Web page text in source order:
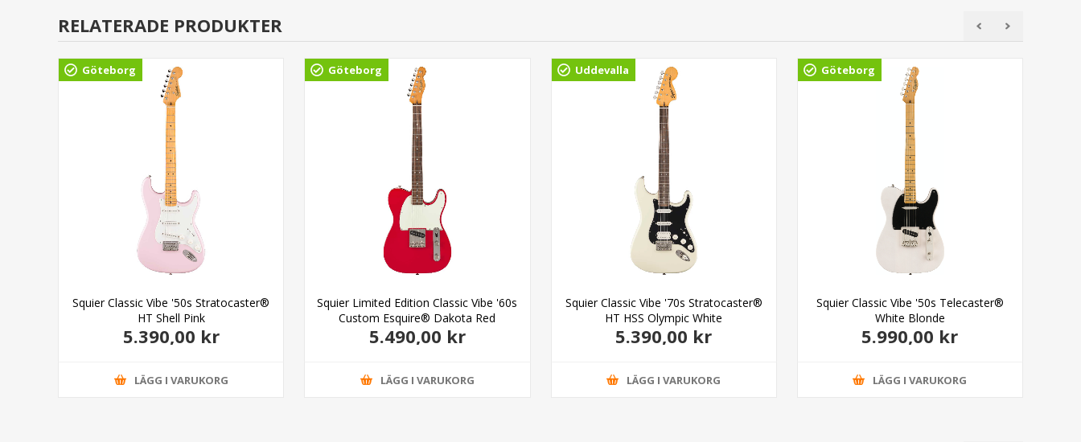
RELATERADE PRODUKTER
Göteborg
Squier Classic Vibe '50s Stratocaster®
HT Shell Pink
5.390,00 kr
LÄGG I VARUKORG
Göteborg
Squier Limited Edition Classic Vibe '60s
Custom Esquire® Dakota Red
5.490,00 kr
LÄGG I VARUKORG
Uddevalla
Squier Classic Vibe '70s Stratocaster®
HT HSS Olympic White
5.390,00 kr
LÄGG I VARUKORG
Göteborg
Squier Classic Vibe '50s Telecaster®
White Blonde
5.990,00 kr
LÄGG I VARUKORG